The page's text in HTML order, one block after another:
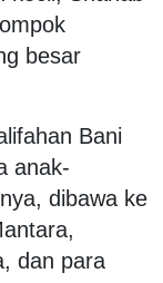
besar
Bani
anak-
dibawa ke
dan para